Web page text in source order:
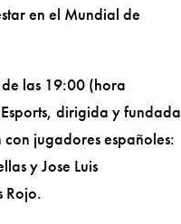
en el Mundial de
las 19:00 (hora
dirigida y fundada
jugadores españoles:
y Jose Luis
Rojo.